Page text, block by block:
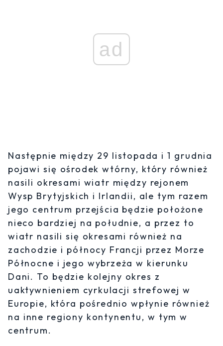
ad
Następnie między 29 listopada i 1 grudnia
pojawi się ośrodek wtórny, który również
nasili okresami wiatr między rejonem
Wysp Brytyjskich i Irlandii, ale tym razem
jego centrum przejścia będzie położone
nieco bardziej na południe, a przez to
wiatr nasili się okresami również na
zachodzie i północy Francji przez Morze
Północne i jego wybrzeża w kierunku
Dani. To będzie kolejny okres z
uaktywnieniem cyrkulacji strefowej w
Europie, która pośrednio wpłynie również
na inne regiony kontynentu, w tym w
centrum.